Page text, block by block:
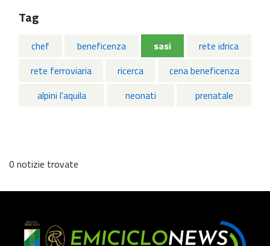
Tag
chef beneficenza sasi
rete idrica
rete ferroviaria
ricerca
cena beneficenza
alpini l'aquila
neonati prenatale
0 notizie trovate